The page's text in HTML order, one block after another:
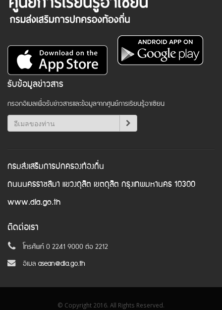
รับข้อมูลข่าวสาร
กรอกอีเมลเพื่อรับข่าวสารและข้อมูลจากศูนย์การเรียนรู้อาเซียน
กรมส่งเสริมการปกครองท้องถิ่น
ถนนนครราชสีมา แขวงดุสิต เขตดุสิต กรุงเทพมหานคร 10300
www.dla.go.th
ติดต่อเรา
โทรศัพท์ 0 2241 9000 ต่อ 2212
อีเมล asean@dla.go.th
© Copyright 2016. All Rights Reserved.